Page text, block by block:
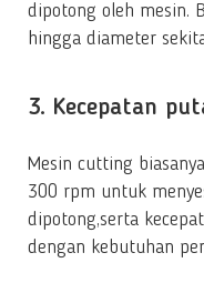
dipotong oleh mesin.
hingga diameter
3. Kecepatan
Mesin cutting
300 rpm untuk
dipotong,serta
dengan kebutuhan